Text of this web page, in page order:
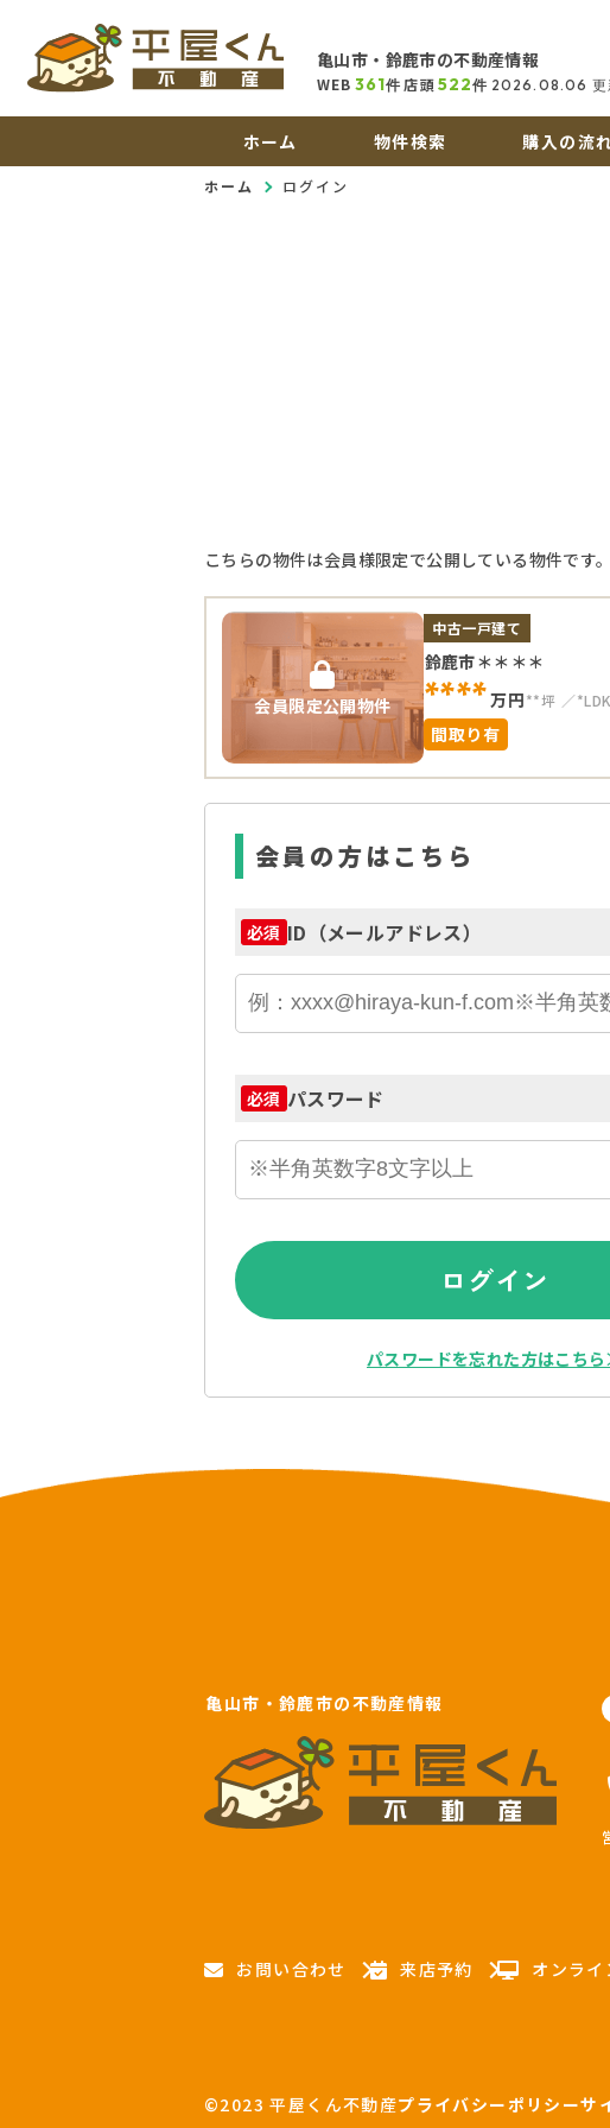
亀山市・鈴鹿市の不動産情報
WEB 361件 店頭522件 2026.08.06 更
ホーム 物件検索 購入の流
ホーム ログイン
こちらの物件は会員様限定で公開している物件です
会員限定公開物件
中古一戸建て
鈴鹿市＊＊＊＊
****万円**坪 *LDK
間取り有
会員の方はこちら
必須 ID（メールアドレス）
必須 パスワード
ログイン
パスワードを忘れた方はこち
亀山市・鈴鹿市の不動産情報
お問い合わせ 来店予約 オンライ
プライバシーポリシーサ
©2023 平屋くん不動産